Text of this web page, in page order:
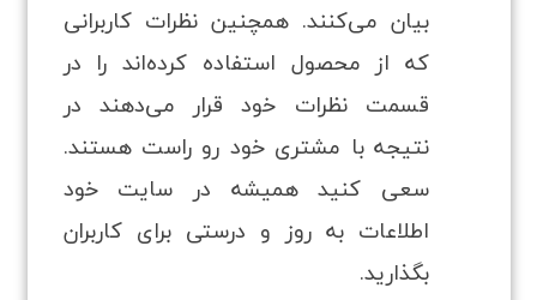
بیان می‌کنند. همچنین نظرات کاربرانی
که از محصول استفاده کرده‌اند را در
قسمت نظرات خود قرار می‌دهند در
نتیجه با مشتری خود رو راست هستند.
سعی کنید همیشه در سایت خود
اطلاعات به روز و درستی برای کاربران
بگذارید.